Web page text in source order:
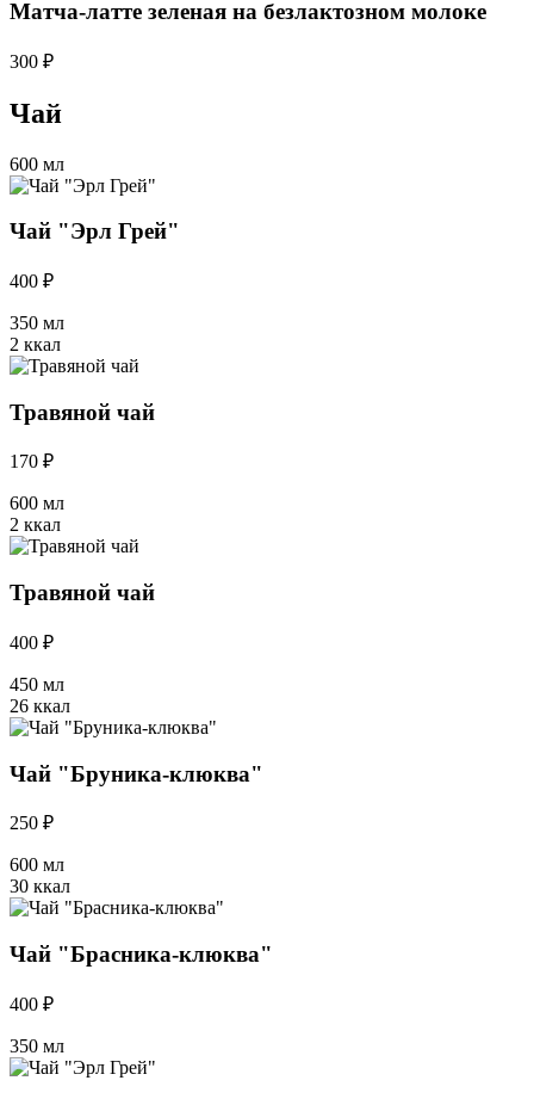
Матча-латте зеленая на безлактозном молоке
300 ₽
Чай
600 мл
Чай "Эрл Грей"
400 ₽
350 мл
2 ккал
Травяной чай
170 ₽
600 мл
2 ккал
Травяной чай
400 ₽
450 мл
26 ккал
Чай "Бруника-клюква"
250 ₽
600 мл
30 ккал
Чай "Брасника-клюква"
400 ₽
350 мл